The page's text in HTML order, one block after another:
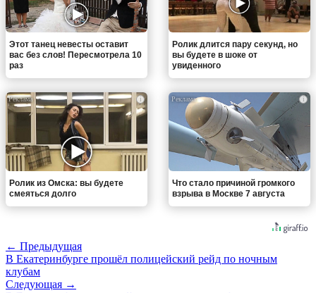
Этот танец невесты оставит
вас без слов! Пересмотрела 10
раз
Ролик длится пару секунд, но
вы будете в шоке от
увиденного
i
Ролик из Омска: вы будете
смеяться долго
i
Что стало причиной громкого
взрыва в Москве 7 августа
← Предыдущая
В Екатеринбурге прошёл полицейский рейд по ночным
клубам
Следующая →